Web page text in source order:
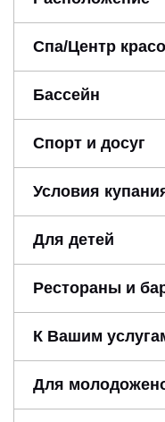
Спа/Центр
Бассейн
Спорт и досуг
Условия
Для детей
Рестораны и
К Вашим
Для